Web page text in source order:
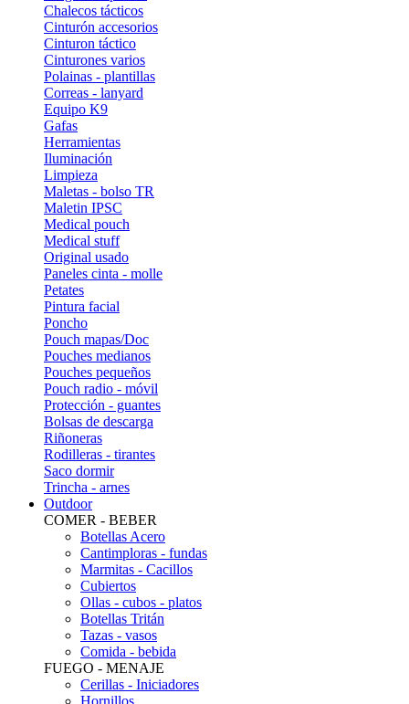
Chalecos tácticos
Cinturón accesorios
Cinturon táctico
Cinturones varios
Polainas - plantillas
Correas - lanyard
Equipo K9
Gafas
Herramientas
Iluminación
Limpieza
Maletas - bolso TR
Maletin IPSC
Medical pouch
Medical stuff
Original usado
Paneles cinta - molle
Petates
Pintura facial
Poncho
Pouch mapas/Doc
Pouches medianos
Pouches pequeños
Pouch radio - móvil
Protección - guantes
Bolsas de descarga
Riñoneras
Rodilleras - tirantes
Saco dormir
Trincha - arnes
Outdoor
COMER - BEBER
Botellas Acero
Cantimploras - fundas
Marmitas - Cacillos
Cubiertos
Ollas - cubos - platos
Botellas Tritán
Tazas - vasos
Comida - bebida
FUEGO - MENAJE
Cerillas - Iniciadores
Hornillos